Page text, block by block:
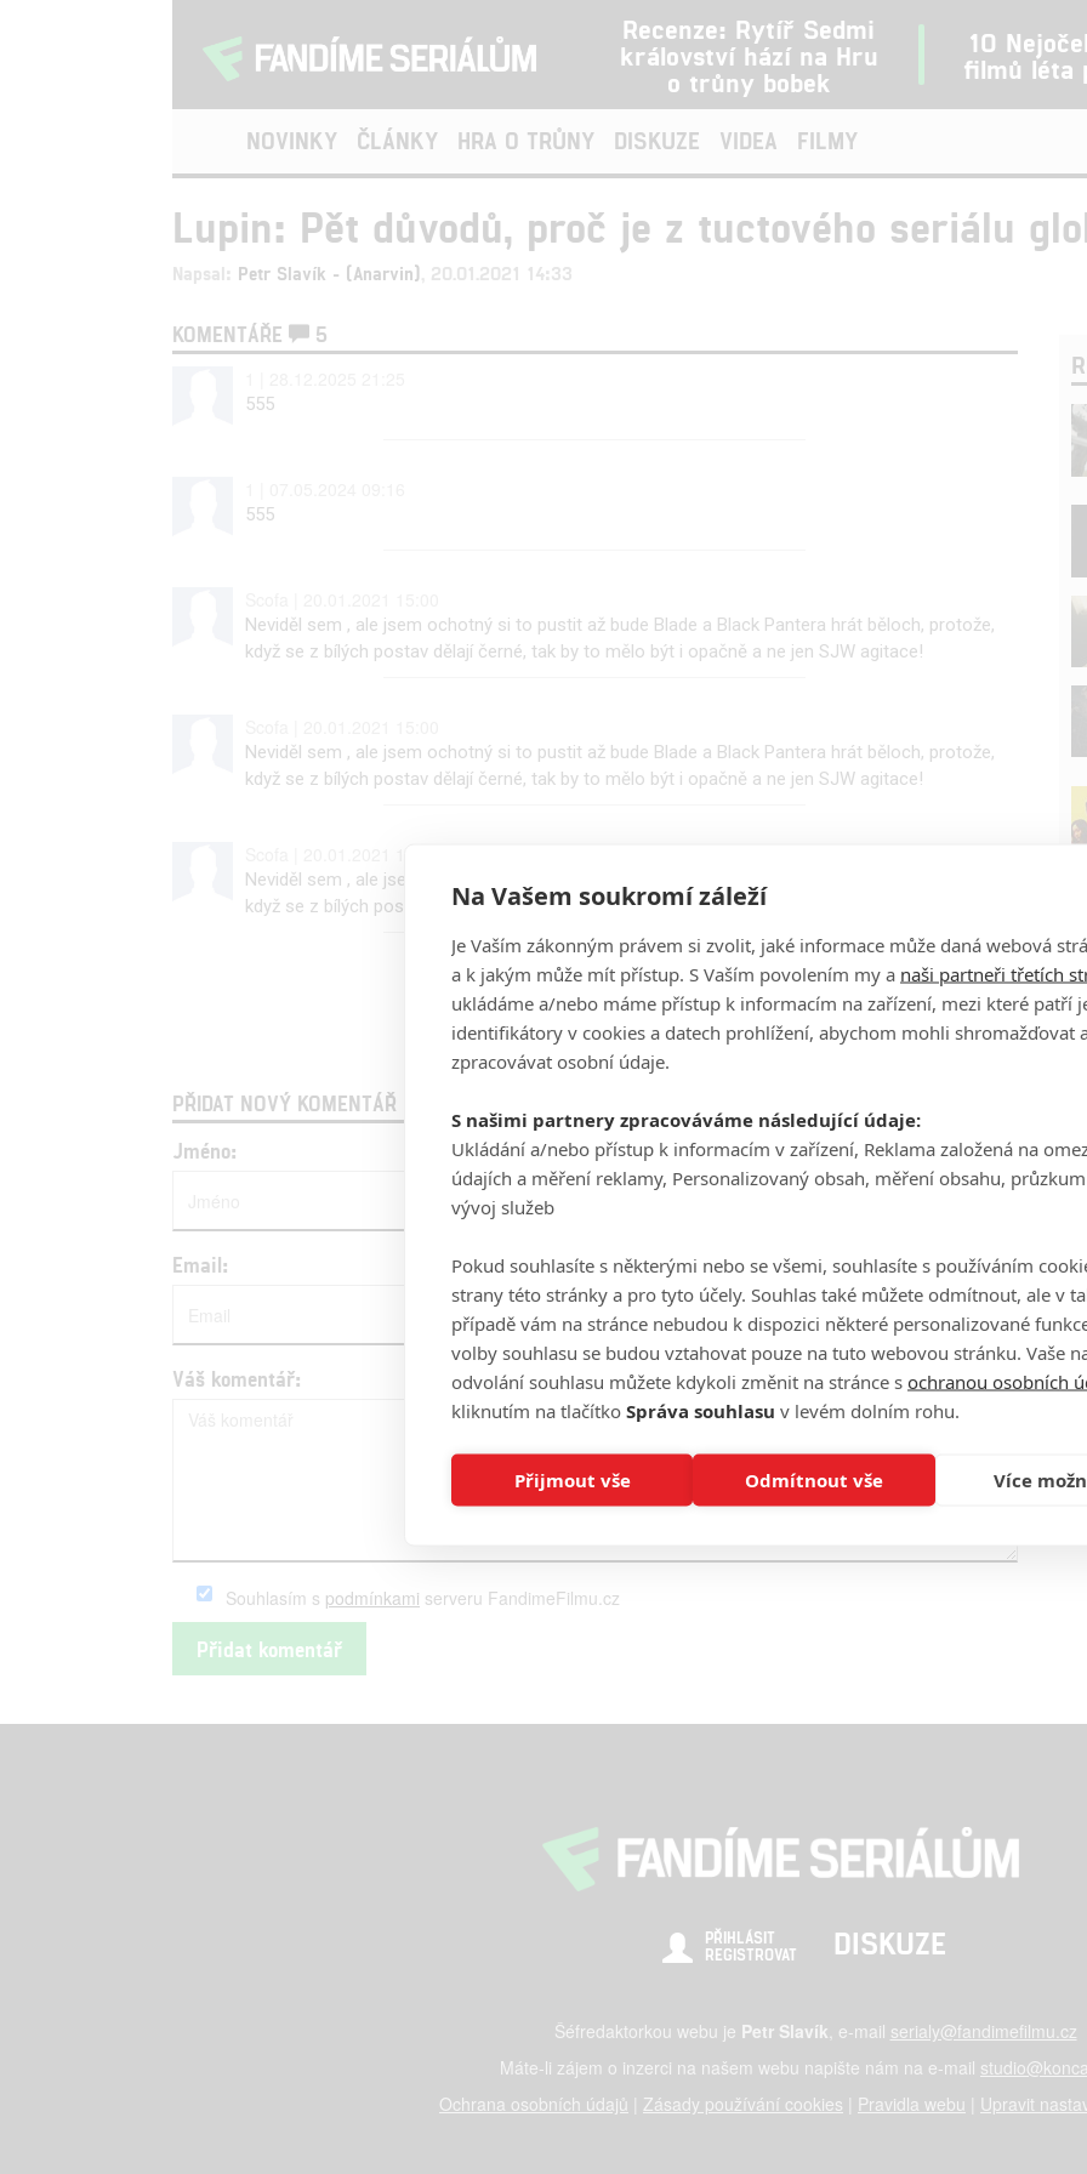
Recenze: Rytíř Sedmi
království hází na Hru
o trůny bobek
10
filmů léta
NOVINKY ČLÁNKY HRA O TRŮNY DISKUZE VIDEA FILMY
Lupin: Pět důvodů, proč je z tuctového seriálu
Napsal: Petr Slavík - (Anarvin) , 20.01.2021 14:33
KOMENTÁŘE
5
555
555
Neviděl sem , ale jsem ochotný si to pustit až bude Blade a Black Pantera hrát běloch, protože,
když se z bílých postav dělají černé, tak by to mělo být i opačně a ne jen SJW agitace!
Neviděl sem , ale jsem ochotný si to pustit až bude Blade a Black Pantera hrát běloch, protože,
když se z bílých postav dělají černé, tak by to mělo být i opačně a ne jen SJW agitace!
Neviděl sem , ale jsem ochotný si to pustit až bude Blade a Black Pantera hrát běloch, protože,
když se z bílých postav dělají černé, tak by to mělo být i opačně a ne jen SJW agitace!
PŘIDAT NOVÝ KOMENTÁŘ
Jméno:
Email:
Váš komentář:
Souhlasím s podmínkami serveru FandimeFilmu.cz
je
PŘIHLÁSIT
REGISTROVAT
DISKUZE
Šéfredaktorkou webu je Petr Slavík, e-mail serialy@fandimefilmu.cz
Máte-li zájem o inzerci na našem webu napište nám na e-mail
Ochrana osobních údajů
Zásady používání cookies Pravidla webu Upravit
Na Vašem soukromí záleží
Je Vaším zákonným právem si zvolit, jaké informace může daná webová
a k jakým může mít přístup. S Vaším povolením my a naši partneři třetích
ukládáme a/nebo máme přístup k informacím na zařízení, mezi které patří
identifikátory v cookies a datech prohlížení, abychom mohli shromažďovat
zpracovávat osobní údaje.
S našimi partnery zpracováváme následující údaje:
Ukládání a/nebo přístup k informacím v zařízení, Reklama založená na
údajích a měření reklamy, Personalizovaný obsah, měření obsahu,
vývoj služeb
Pokud souhlasíte s některými nebo se všemi, souhlasíte s používáním
strany této stránky a pro tyto účely. Souhlas také můžete odmítnout, ale v
případě vám na stránce nebudou k dispozici některé personalizované
volby souhlasu se budou vztahovat pouze na tuto webovou stránku. Vaše
odvolání souhlasu můžete kdykoli změnit na stránce s ochranou osobních
kliknutím na tlačítko Správa souhlasu v levém dolním rohu.
Přijmout vše Odmítnout vše Více